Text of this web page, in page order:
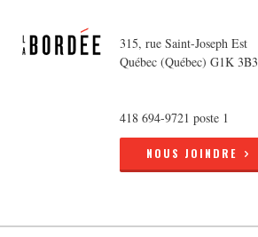
315, rue Saint-Joseph Est
Québec (Québec) G1K 3B3
418 694-9721 poste 1
NOUS JOINDRE